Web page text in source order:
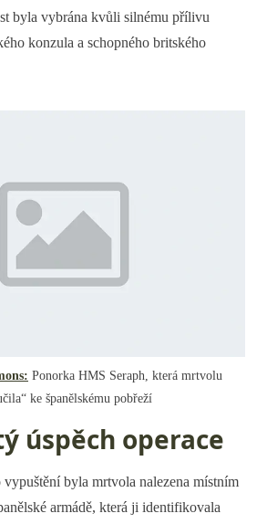
byla vybrána kvůli silnému přílivu
konzula a schopného britského
Ponorka HMS Seraph, která mrtvolu
ke španělskému pobřeží
úspěch operace
byla mrtvola nalezena místním
armádě, která ji identifikovala